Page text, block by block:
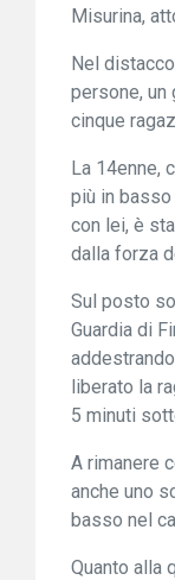
Misurina,
Nel
persone, un
cinque
La 14enne,
più in
con lei, è
dalla forza
Sul posto
Guardia di
liberato la
5 minuti
A rimanere
anche uno
basso nel
Quanto alla